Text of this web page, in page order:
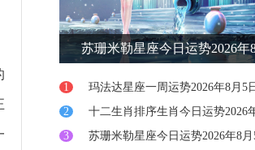
苏珊米勒星座今日运势2026年
1
玛法达星座一周运势2026年8月5
2
十二生肖排序生肖今日运势2026
3
苏珊米勒星座今日运势2026年8月